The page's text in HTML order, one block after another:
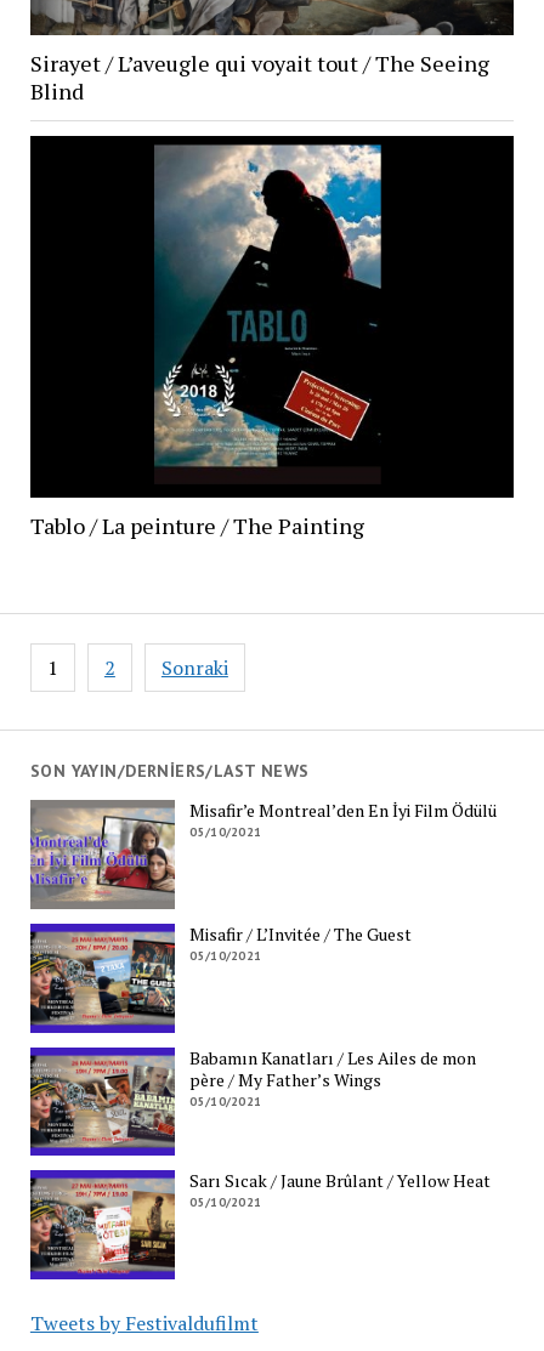
Sirayet / L’aveugle qui voyait tout / The Seeing
Blind
Tablo / La peinture / The Painting
Yazı
dolaşımı
1 2 Sonraki
SON YAYIN/DERNIERS/LAST NEWS
Misafir’e Montreal’den En İyi Film Ödülü
05/10/2021
Misafir / L’Invitée / The Guest
05/10/2021
Babamın Kanatları / Les Ailes de mon
père / My Father’s Wings
05/10/2021
Sarı Sıcak / Jaune Brûlant / Yellow Heat
05/10/2021
Tweets by Festivaldufilmt